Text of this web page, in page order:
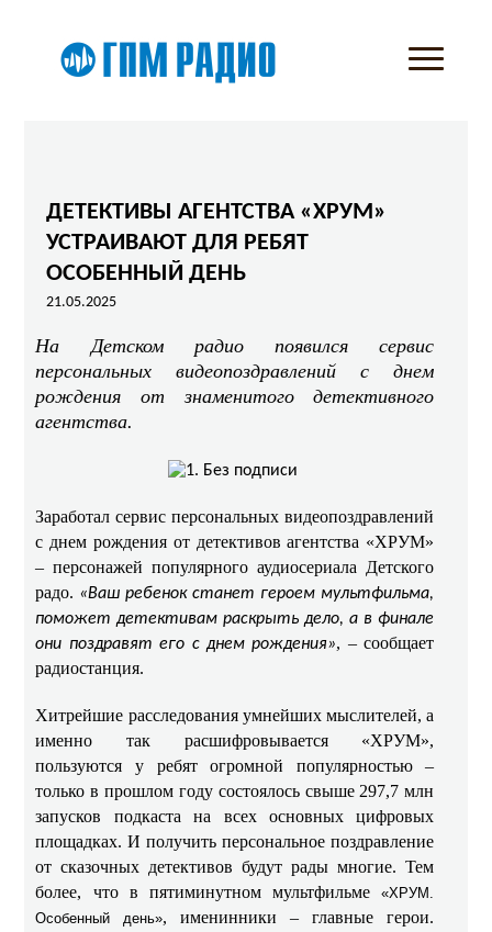
ДЕТЕКТИВЫ АГЕНТСТВА «ХРУМ»
УСТРАИВАЮТ ДЛЯ РЕБЯТ
ОСОБЕННЫЙ ДЕНЬ
21.05.2025
На Детском радио появился сервис
персональных видеопоздравлений с днем
рождения от знаменитого детективного
агентства.
Заработал сервис персональных видеопоздравлений
с днем рождения от детективов агентства «ХРУМ»
– персонажей популярного аудиосериала Детского
радо. «Ваш ребенок станет героем мультфильма,
поможет детективам раскрыть дело, а в финале
они поздравят его с днем рождения», – сообщает
радиостанция.
Хитрейшие расследования умнейших мыслителей, а
именно так расшифровывается «ХРУМ»,
пользуются у ребят огромной популярностью –
только в прошлом году состоялось свыше 297,7 млн
запусков подкаста на всех основных цифровых
площадках. И получить персональное поздравление
от сказочных детективов будут рады многие. Тем
более, что в пятиминутном мультфильме«ХРУМ.
Особенный день», именинники – главные герои.